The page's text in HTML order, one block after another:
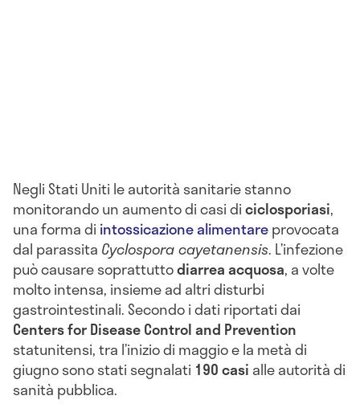
Negli Stati Uniti le autorità sanitarie stanno
monitorando un aumento di casi diciclosporiasi,
una forma di intossicazione alimentareprovocata
dal parassita Cyclospora cayetanensis. L’infezione
può causare soprattuttodiarrea acquosa, a volte
molto intensa, insieme ad altri disturbi
gastrointestinali. Secondo i dati riportati dai
Centers for Disease Control and Prevention
statunitensi, tra l’inizio di maggio e la metà di
giugno sono stati segnalati 190 casi alle autorità di
sanità pubblica.